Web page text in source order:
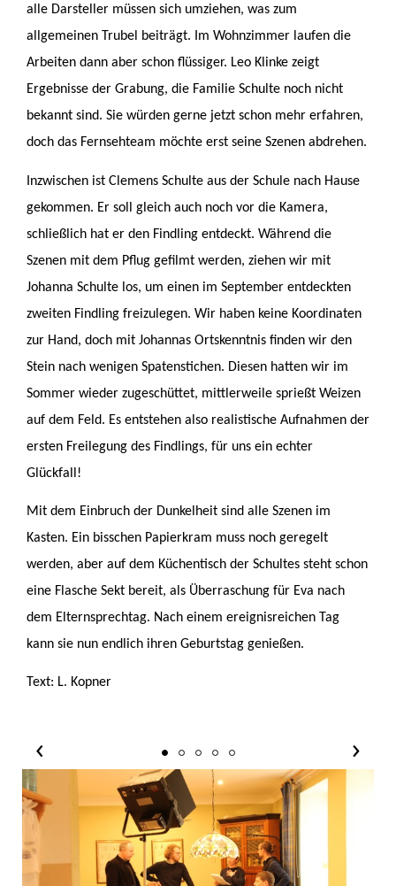
alle Darsteller müssen sich umziehen, was zum
allgemeinen Trubel beiträgt. Im Wohnzimmer laufen die
Arbeiten dann aber schon flüssiger. Leo Klinke zeigt
Ergebnisse der Grabung, die Familie Schulte noch nicht
bekannt sind. Sie würden gerne jetzt schon mehr erfahren,
doch das Fernsehteam möchte erst seine Szenen abdrehen.
Inzwischen ist Clemens Schulte aus der Schule nach Hause
gekommen. Er soll gleich auch noch vor die Kamera,
schließlich hat er den Findling entdeckt. Während die
Szenen mit dem Pflug gefilmt werden, ziehen wir mit
Johanna Schulte los, um einen im September entdeckten
zweiten Findling freizulegen. Wir haben keine Koordinaten
zur Hand, doch mit Johannas Ortskenntnis finden wir den
Stein nach wenigen Spatenstichen. Diesen hatten wir im
Sommer wieder zugeschüttet, mittlerweile sprießt Weizen
auf dem Feld. Es entstehen also realistische Aufnahmen der
ersten Freilegung des Findlings, für uns ein echter
Glückfall!
Mit dem Einbruch der Dunkelheit sind alle Szenen im
Kasten. Ein bisschen Papierkram muss noch geregelt
werden, aber auf dem Küchentisch der Schultes steht schon
eine Flasche Sekt bereit, als Überraschung für Eva nach
dem Elternsprechtag. Nach einem ereignisreichen Tag
kann sie nun endlich ihren Geburtstag genießen.
Text: L. Kopner
‹ ›